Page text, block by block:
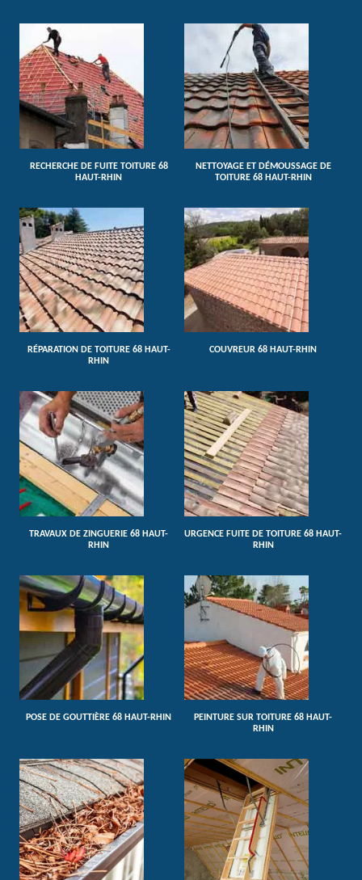
RECHERCHE DE FUITE TOITURE 68
HAUT-RHIN
NETTOYAGE ET DÉMOUSSAGE DE
TOITURE 68 HAUT-RHIN
RÉPARATION DE TOITURE 68 HAUT-
RHIN
COUVREUR 68 HAUT-RHIN
TRAVAUX DE ZINGUERIE 68 HAUT-
RHIN
URGENCE FUITE DE TOITURE 68 HAUT-
RHIN
POSE DE GOUTTIÈRE 68 HAUT-RHIN
PEINTURE SUR TOITURE 68 HAUT-
RHIN